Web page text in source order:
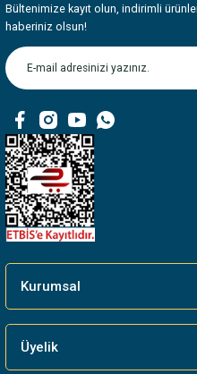
Ürün resmi kalitesiz, bozuk
Ürün açıklamasında eksik
Ürün bilgilerinde hatalar
Bu ürüne benzer farklı
Bültenimize kayıt olun, indirimli
haberiniz olsun!
Kurumsal
Üyelik